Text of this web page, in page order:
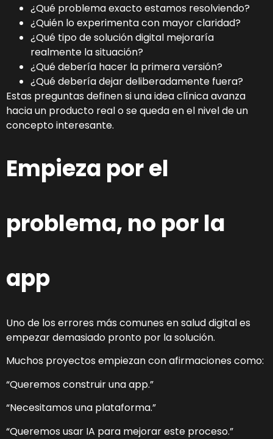
¿Qué problema exacto estamos resolviendo?
¿Quién lo experimenta con mayor claridad?
¿Qué tipo de solución digital mejoraría
realmente la situación?
¿Qué debería hacer la primera versión?
¿Qué debería dejar deliberadamente fuera?
Estas preguntas definen si una idea clínica avanza
hacia un producto real o se queda en el nivel de un
concepto interesante.
Empieza por el
problema, no por la
app
Uno de los errores más comunes en salud digital es
empezar demasiado pronto por la solución.
Muchos proyectos empiezan con afirmaciones como:
“Queremos construir una app.”
“Necesitamos una plataforma.”
“Queremos usar IA para mejorar este proceso.”